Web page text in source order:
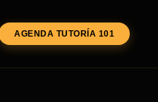
AGENDA TUTORÍA 101